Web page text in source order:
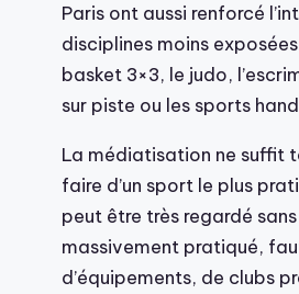
Paris ont aussi renforcé
disciplines moins
basket 3×3, le judo,
sur piste ou les sports
La médiatisation ne suffit
faire d’un sport le plus
peut être très regardé
massivement pratiqué,
d’équipements, de clubs